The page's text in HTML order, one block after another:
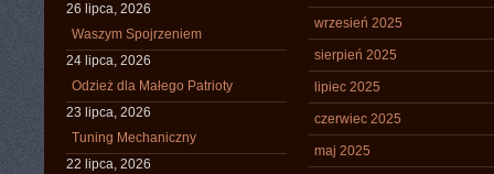
26 lipca, 2026
Waszym Spojrzeniem
24 lipca, 2026
Odzież dla Małego Patrioty
23 lipca, 2026
Tuning Mechaniczny
22 lipca, 2026
wrzesień 2025
sierpień 2025
lipiec 2025
czerwiec 2025
maj 2025